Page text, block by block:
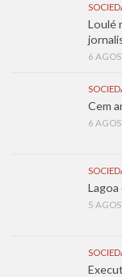
Loulé
6
Cem
6
Lagoa
5